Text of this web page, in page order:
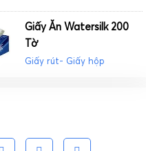
Giấy Ăn Watersilk 200
Tờ
Giấy rút- Giấy hộp